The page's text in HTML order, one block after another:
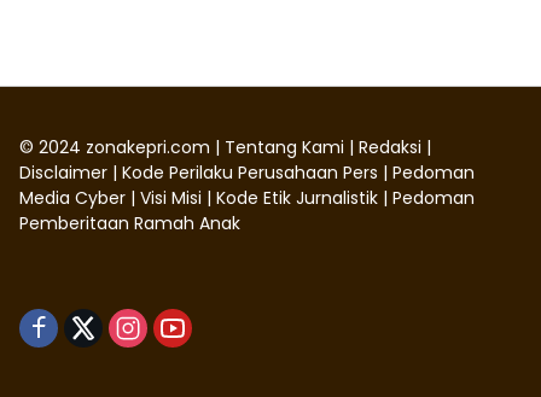
© 2024 zonakepri.com | Tentang Kami | Redaksi |
Disclaimer | Kode Perilaku Perusahaan Pers | Pedoman
Media Cyber | Visi Misi | Kode Etik Jurnalistik | Pedoman
Pemberitaan Ramah Anak